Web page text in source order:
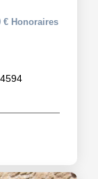
€ Honoraires
4594